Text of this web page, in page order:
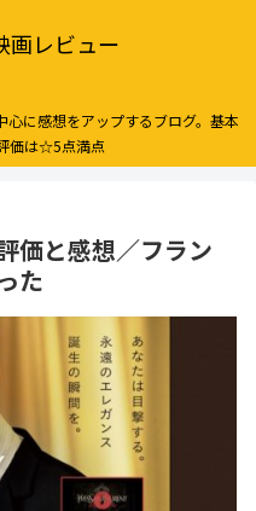
画レビュー
に感想をアップするブログ。基本
価は☆5点満点
価と感想／フラン
た